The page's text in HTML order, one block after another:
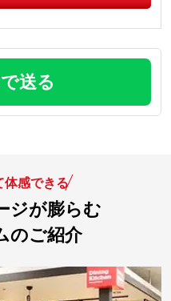
送る
体感できる
ジが膨らむ
のご紹介